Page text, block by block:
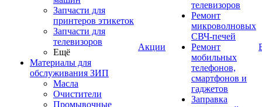
Запчасти для
принтеров этикеток
Запчасти для
телевизоров
Ещё
Материалы для
обслуживания ЗИП
Масла
Очистители
Промывочные
Акции
телевизоров
Ремонт
микроволновых
СВЧ-печей
Ремонт
мобильных
телефонов,
смартфонов и
гаджетов
Заправка